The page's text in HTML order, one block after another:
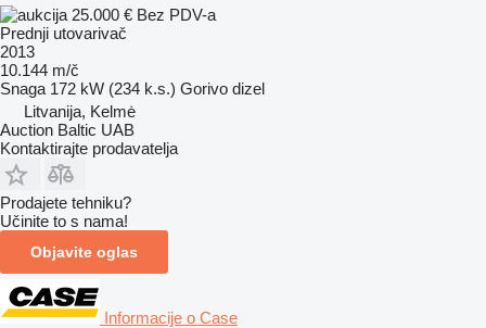
25.000 € Bez PDV-a
Prednji utovarivač
2013
10.144 m/č
Snaga 172 kW (234 k.s.) Gorivo dizel
Litvanija, Kelmė
Auction Baltic UAB
Kontaktirajte prodavatelja
Prodajete tehniku?
Učinite to s nama!
Objavite oglas
Informacije o Case